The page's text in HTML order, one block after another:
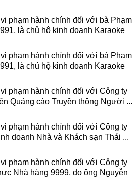
phạm hành chính đối với bà Phạm
là chủ hộ kinh doanh Karaoke
phạm hành chính đối với bà Phạm
là chủ hộ kinh doanh Karaoke
phạm hành chính đối với Công ty
Quảng cáo Truyền thông Người ...
phạm hành chính đối với Công ty
doanh Nhà và Khách sạn Thái ...
phạm hành chính đối với Công ty
Nhà hàng 9999, do ông Nguyễn